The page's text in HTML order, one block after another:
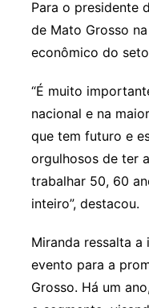
Para o presidente
de Mato Grosso
econômico do
“É muito
nacional e na
que tem futuro e
orgulhosos de ter
trabalhar 50, 60
inteiro”, destacou.
Miranda ressalta
evento para a
Grosso. Há um